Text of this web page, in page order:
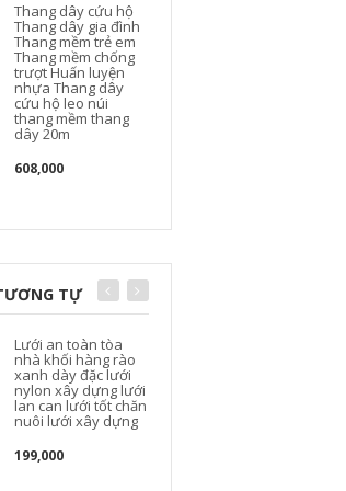
Thang dây cứu hộ
Thang dây gia đình
Thang mềm trẻ em
Thang mềm chống
trượt Huấn luyện
nhựa Thang dây
cứu hộ leo núi
thang mềm thang
dây 20m
608,000
TỰ
Lưới an toàn tòa
nhà khối hàng rào
xanh dày đặc lưới
nylon xây dựng lưới
lan can lưới tốt chăn
nuôi lưới xây dựng
199,000